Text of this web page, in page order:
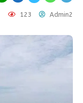
123 Admin2